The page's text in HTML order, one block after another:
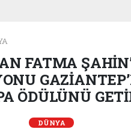
FATMA
ÖDÜLÜNÜ
DÜNYA